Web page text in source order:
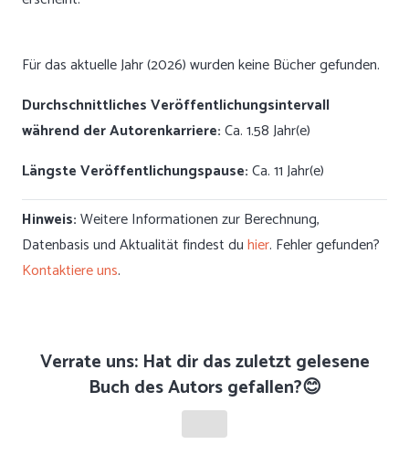
Für das aktuelle Jahr (2026) wurden keine Bücher gefunden.
Durchschnittliches Veröffentlichungsintervall
während der Autorenkarriere:Ca. 1.58 Jahr(e)
Längste Veröffentlichungspause:Ca. 11 Jahr(e)
Hinweis:Weitere Informationen zur Berechnung,
Datenbasis und Aktualität findest duhier. Fehler gefunden?
Kontaktiere uns.
Verrate uns: Hat dir das zuletzt gelesene
Buch des Autors gefallen?😊